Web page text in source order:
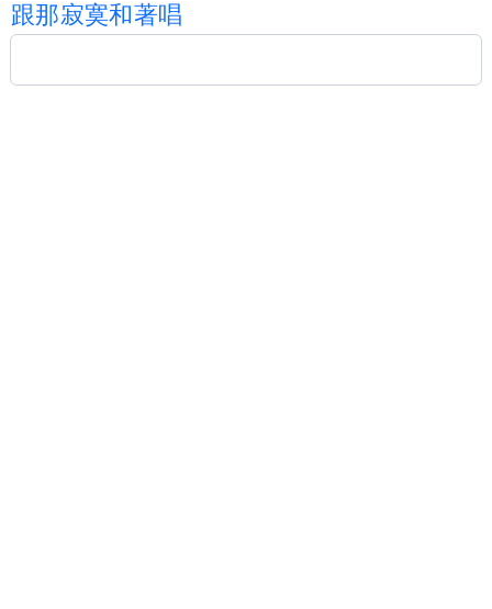
跟那寂寞和著唱